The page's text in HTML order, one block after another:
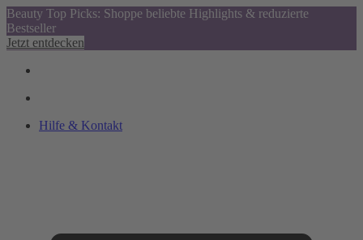
Beauty Top Picks: Shoppe beliebte Highlights & reduzierte
Bestseller
Jetzt entdecken
Hilfe & Kontakt